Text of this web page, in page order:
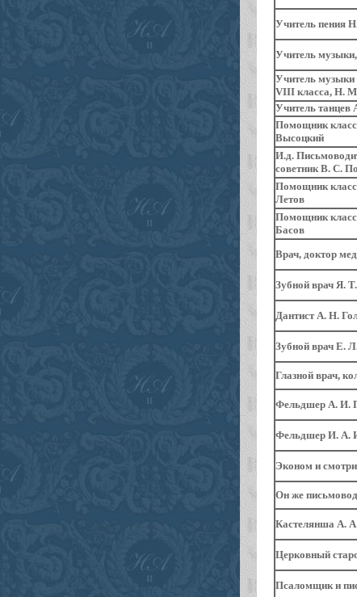
Учитель пения
Учительмузыки,
Учительмузыки
VIII класса, Н.
Учитель танцев
Помощник
Высоцкий
И.д.
советник В. С.
Помощник
Летов
Помощник
Басов
Врач, доктор
Зубной врач Я.
Дантист А. Н.
Зубной врач Е.
Глазной врач,
Фельдшер А. И.
Фельдшер И. А.
Эконом и
Он же
Кастелянша А. А
Церковный
Псаломщик и